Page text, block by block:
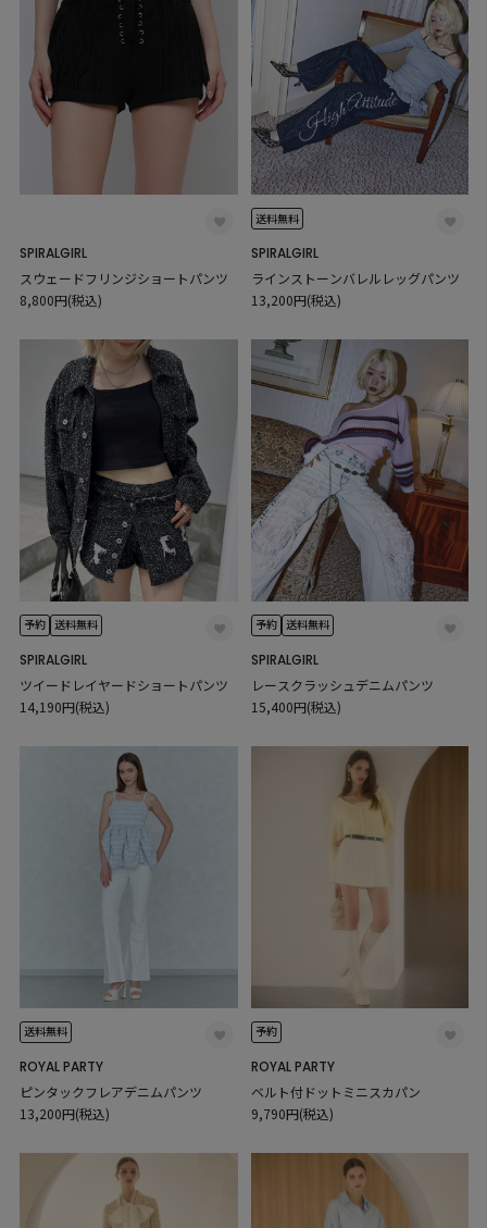
SPIRALGIRL
スウェードフリンジショートパンツ
8,800円(税込)
送料無料
SPIRALGIRL
ラインストーンバレルレッグパンツ
13,200円(税込)
予約 送料無料
SPIRALGIRL
ツイードレイヤードショートパンツ
14,190円(税込)
予約 送料無料
SPIRALGIRL
レースクラッシュデニムパンツ
15,400円(税込)
送料無料
ROYAL PARTY
ピンタックフレアデニムパンツ
13,200円(税込)
予約
ROYAL PARTY
ベルト付ドットミニスカパン
9,790円(税込)